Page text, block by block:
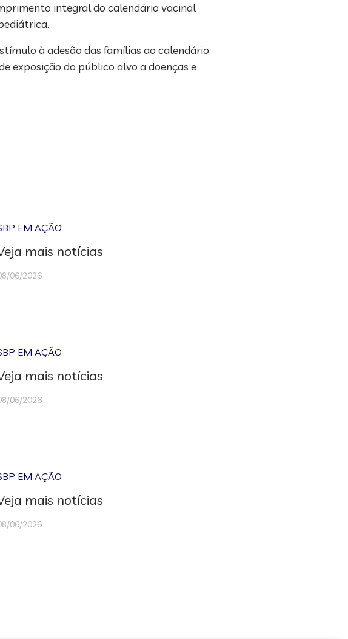
integral do calendário vacinal
à adesão das famílias ao calendário
exposição do público alvo a doenças e
EM AÇÃO
mais notícias
06/2026
EM AÇÃO
mais notícias
06/2026
EM AÇÃO
mais notícias
06/2026